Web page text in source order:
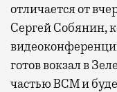
отличается от
Сергей Собянин,
готов вокзал в
частью ВСМ и